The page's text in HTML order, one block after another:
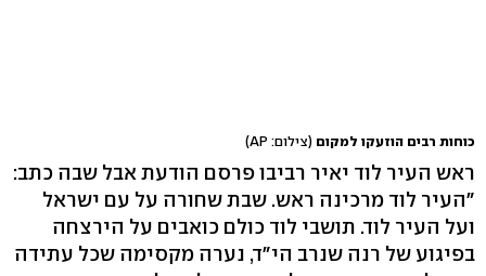
כוחות רבים הוזעקו למקום (צילום: AP)
ראש העיר לוד יאיר רביבו פרסם הודעת אבל שבה כתב:
"העיר לוד מרכינה ראש. שבת שחורה על עם ישראל
ועל העיר לוד. תושבי לוד כולם כואבים על הירצחה
בפיגוע של רנה שנרב הי"ד, נערה מקסימה שכל עתידה